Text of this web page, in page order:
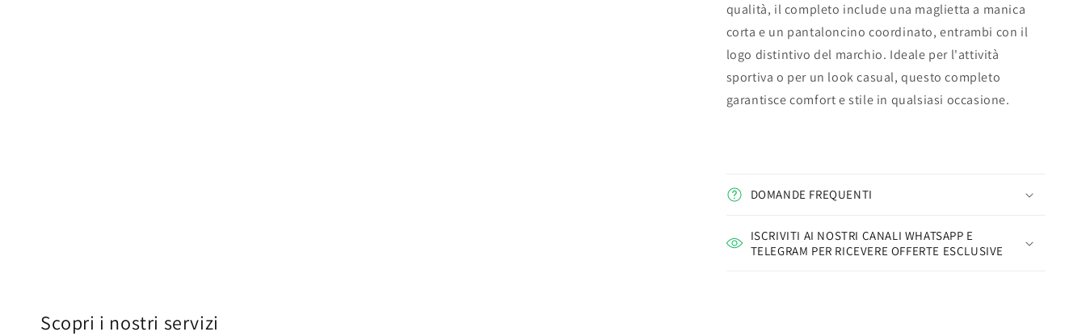
qualità, il completo include una maglietta a manica
corta e un pantaloncino coordinato, entrambi con il
logo distintivo del marchio. Ideale per l'attività
sportiva o per un look casual, questo completo
garantisce comfort e stile in qualsiasi occasione.
DOMANDE FREQUENTI
ISCRIVITI AI NOSTRI CANALI WHATSAPP E
TELEGRAM PER RICEVERE OFFERTE ESCLUSIVE
Scopri i nostri servizi